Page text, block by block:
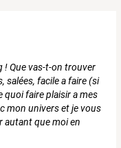
! Que vas-t-on trouver
salées, facile a faire (si
quoi faire plaisir a mes
mon univers et je vous
autant que moi en